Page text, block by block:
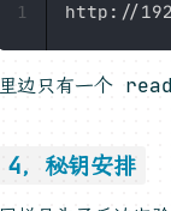
1
里边只有一个
4，秘钥安排